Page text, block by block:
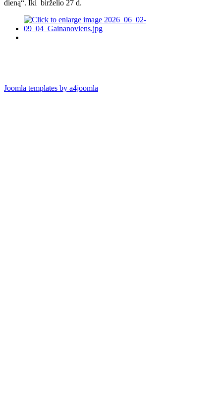
dieną“. Iki birželio 27 d.
Joomla templates by a4joomla